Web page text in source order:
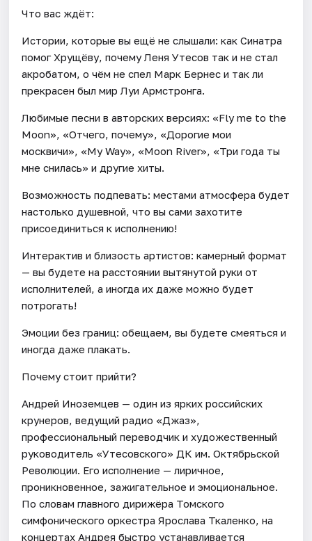
Что вас ждёт:
Истории, которые вы ещё не слышали: как Синатра
помог Хрущёву, почему Леня Утесов так и не стал
акробатом, о чём не спел Марк Бернес и так ли
прекрасен был мир Луи Армстронга.
Любимые песни в авторских версиях: «Fly me to the
Moon», «Отчего, почему», «Дорогие мои
москвичи», «My Way», «Moon River», «Три года ты
мне снилась» и другие хиты.
Возможность подпевать: местами атмосфера будет
настолько душевной, что вы сами захотите
присоединиться к исполнению!
Интерактив и близость артистов: камерный формат
— вы будете на расстоянии вытянутой руки от
исполнителей, а иногда их даже можно будет
потрогать!
Эмоции без границ: обещаем, вы будете смеяться и
иногда даже плакать.
Почему стоит прийти?
Андрей Иноземцев — один из ярких российских
крунеров, ведущий радио «Джаз»,
профессиональный переводчик и художественный
руководитель «Утесовского» ДК им. Октябрьской
Революции. Его исполнение — лиричное,
проникновенное, зажигательное и эмоциональное.
По словам главного дирижёра Томского
симфонического оркестра Ярослава Ткаленко, на
концертах Андрея быстро устанавливается